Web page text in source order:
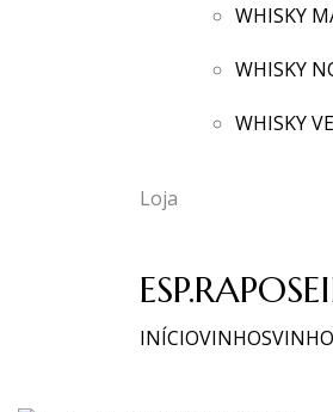
WHISKY
WHISKY
WHISKY
Loja
INÍCIOVINHOS